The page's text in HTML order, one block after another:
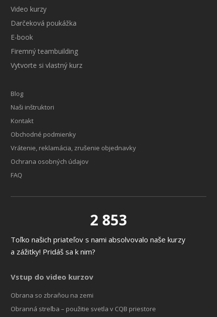
Video kurzy
Darčeková poukážka
E-book
Firemný teambuilding
Vytvorte si vlastný kurz
Blog
Naši inštruktori
Kontakt
Obchodné podmienky
Vrátenie, reklamácia, zrušenie objednavky
Ochrana osobných údajov
FAQ
2 853
Toľko našich priateľov s nami absolvovalo naše kurzy
a zážitky! Pridáš sa k nim?
Vstup do video kurzov
Obrana so zbraňou na zemi
Obranná streľba – použitie svetla v CQB priestore